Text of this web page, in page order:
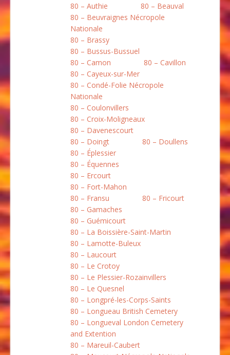
80 – Authie
80 – Beauval
80 – Beuvraignes Nécropole
Nationale
80 – Brassy
80 – Bussus-Bussuel
80 – Camon
80 – Cavillon
80 – Cayeux-sur-Mer
80 – Condé-Folie Nécropole
Nationale
80 – Coulonvillers
80 – Croix-Moligneaux
80 – Davenescourt
80 – Doingt
80 – Doullens
80 – Éplessier
80 – Équennes
80 – Ercourt
80 – Fort-Mahon
80 – Fransu
80 – Fricourt
80 – Gamaches
80 – Guémicourt
80 – La Boissière-Saint-Martin
80 – Lamotte-Buleux
80 – Laucourt
80 – Le Crotoy
80 – Le Plessier-Rozainvillers
80 – Le Quesnel
80 – Longpré-les-Corps-Saints
80 – Longueau British Cemetery
80 – Longueval London Cemetery
and Extention
80 – Mareuil-Caubert